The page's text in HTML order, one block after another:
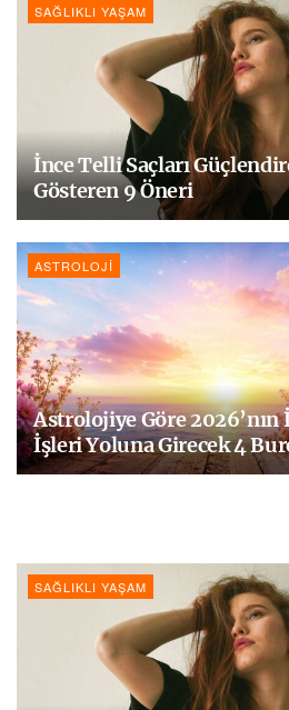
SAĞLIKLI YAŞAM
İnce Telli Saçları
Gösteren 9 Öneri
ASTROLOJI
Astrolojiye Göre 2026’nın
İşleri Yoluna Girecek 4
SAĞLIKLI YAŞAM